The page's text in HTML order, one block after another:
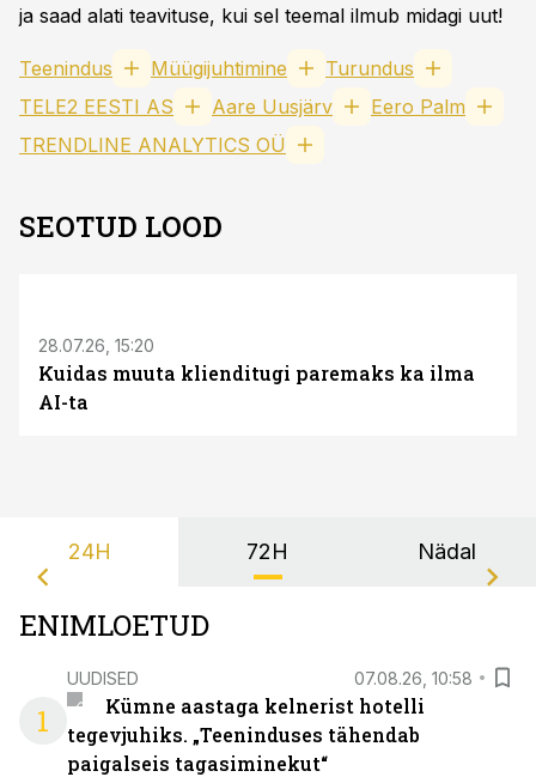
ja saad alati teavituse, kui sel teemal ilmub midagi uut!
Teenindus Müügijuhtimine
Turundus
TELE2 EESTI AS
Aare Uusjärv
Eero Palm
TRENDLINE ANALYTICS OÜ
SEOTUD LOOD
28.07.26, 15:20
Kuidas muuta klienditugi paremaks ka ilma
AI-ta
24H 72H Nädal
ENIMLOETUD
1
UUDISED 07.08.26, 10:58
Kümne aastaga kelnerist hotelli
tegevjuhiks. „Teeninduses tähendab
paigalseis tagasiminekut“